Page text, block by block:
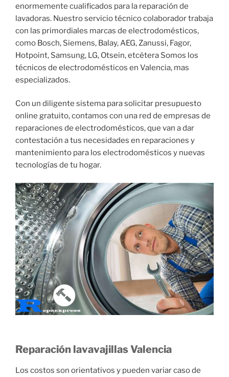
enormemente cualificados para la reparación de
lavadoras. Nuestro servicio técnico colaborador trabaja
con las primordiales marcas de electrodomésticos,
como Bosch, Siemens, Balay, AEG, Zanussi, Fagor,
Hotpoint, Samsung, LG, Otsein, etcétera Somos los
técnicos de electrodomésticos en Valencia, mas
especializados.
Con un diligente sistema para solicitar presupuesto
online gratuito, contamos con una red de empresas de
reparaciones de electrodomésticos, que van a dar
contestación a tus necesidades en reparaciones y
mantenimiento para los electrodomésticos y nuevas
tecnologías de tu hogar.
Reparación lavavajillas Valencia
Los costos son orientativos y pueden variar caso de